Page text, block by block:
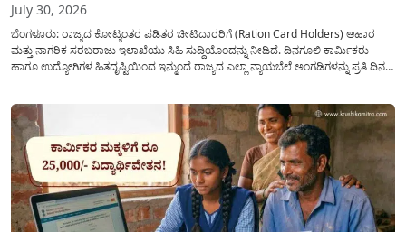
July 30, 2026
ಬೆಂಗಳೂರು: ರಾಜ್ಯದ ಕೋಟ್ಯಂತರ ಪಡಿತರ ಚೀಟಿದಾರರಿಗೆ (Ration Card Holders) ಆಹಾರ
ಮತ್ತು ನಾಗರಿಕ ಸರಬರಾಜು ಇಲಾಖೆಯು ಸಿಹಿ ಸುದ್ದಿಯೊಂದನ್ನು ನೀಡಿದೆ. ದಿನಗೂಲಿ ಕಾರ್ಮಿಕರು
ಹಾಗೂ ಉದ್ಯೋಗಿಗಳ ಹಿತದೃಷ್ಟಿಯಿಂದ ಇನ್ಮುಂದೆ ರಾಜ್ಯದ ಎಲ್ಲಾ ನ್ಯಾಯಬೆಲೆ ಅಂಗಡಿಗಳನ್ನು ಪ್ರತಿ ದಿನ